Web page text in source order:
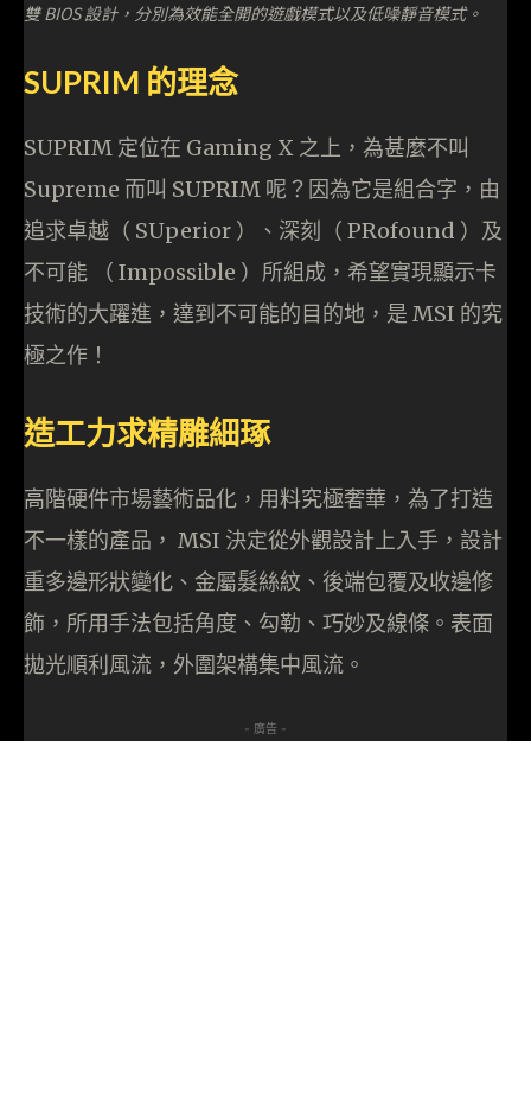
雙 BIOS 設計，分別為效能全開的遊戲模式以及低噪靜音模式。
SUPRIM 的理念
SUPRIM 定位在 Gaming X 之上，為甚麼不叫
Supreme 而叫 SUPRIM 呢？因為它是組合字，由
追求卓越（ SUperior ）、深刻（ PRofound ）及
不可能 （ Impossible ）所組成，希望實現顯示卡
技術的大躍進，達到不可能的目的地，是 MSI 的究
極之作！
造工力求精雕細琢
高階硬件市場藝術品化，用料究極奢華，為了打造
不一樣的產品， MSI 決定從外觀設計上入手，設計
重多邊形狀變化、金屬髮絲紋、後端包覆及收邊修
飾，所用手法包括角度、勾勒、巧妙及線條。表面
拋光順利風流，外圍架構集中風流。
- 廣告 -